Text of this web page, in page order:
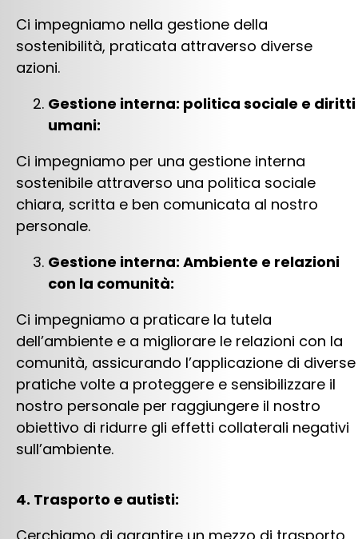
Ci impegniamo nella gestione della
sostenibilità, praticata attraverso diverse
azioni.
Gestione interna: politica sociale e diritti
umani:
Ci impegniamo per una gestione interna
sostenibile attraverso una politica sociale
chiara, scritta e ben comunicata al nostro
personale.
Gestione interna: Ambiente e relazioni
con la comunità:
Ci impegniamo a praticare la tutela
dell’ambiente e a migliorare le relazioni con la
comunità, assicurando l’applicazione di diverse
pratiche volte a proteggere e sensibilizzare il
nostro personale per raggiungere il nostro
obiettivo di ridurre gli effetti collaterali negativi
sull’ambiente.
4. Trasporto e autisti: